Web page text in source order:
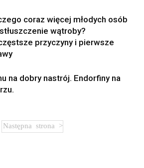
coraz więcej młodych osób
wątroby?
przyczyny i pierwsze
na dobry nastrój. Endorfiny na